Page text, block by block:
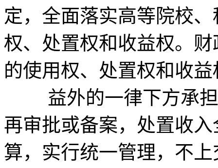
定，全面落实高等院校
权、处置权和收益权。
的使用权、处置权和收
益外的一律下方承担
再审批或备案，处置收
算，实行统一管理，不